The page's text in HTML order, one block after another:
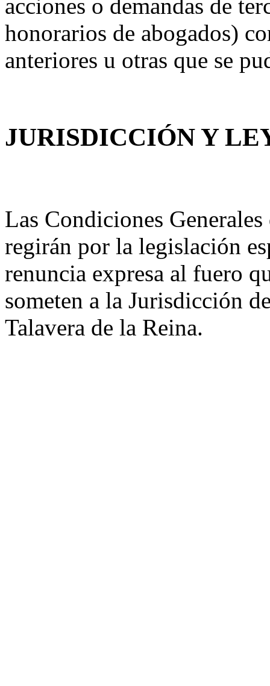
acciones o demandas de
honorarios de abogados)
anteriores u otras que se
JURISDICCIÓN Y
Las Condiciones
regirán por la legislación
renuncia expresa al fuero
someten a la Jurisdicción
Talavera de la Reina.